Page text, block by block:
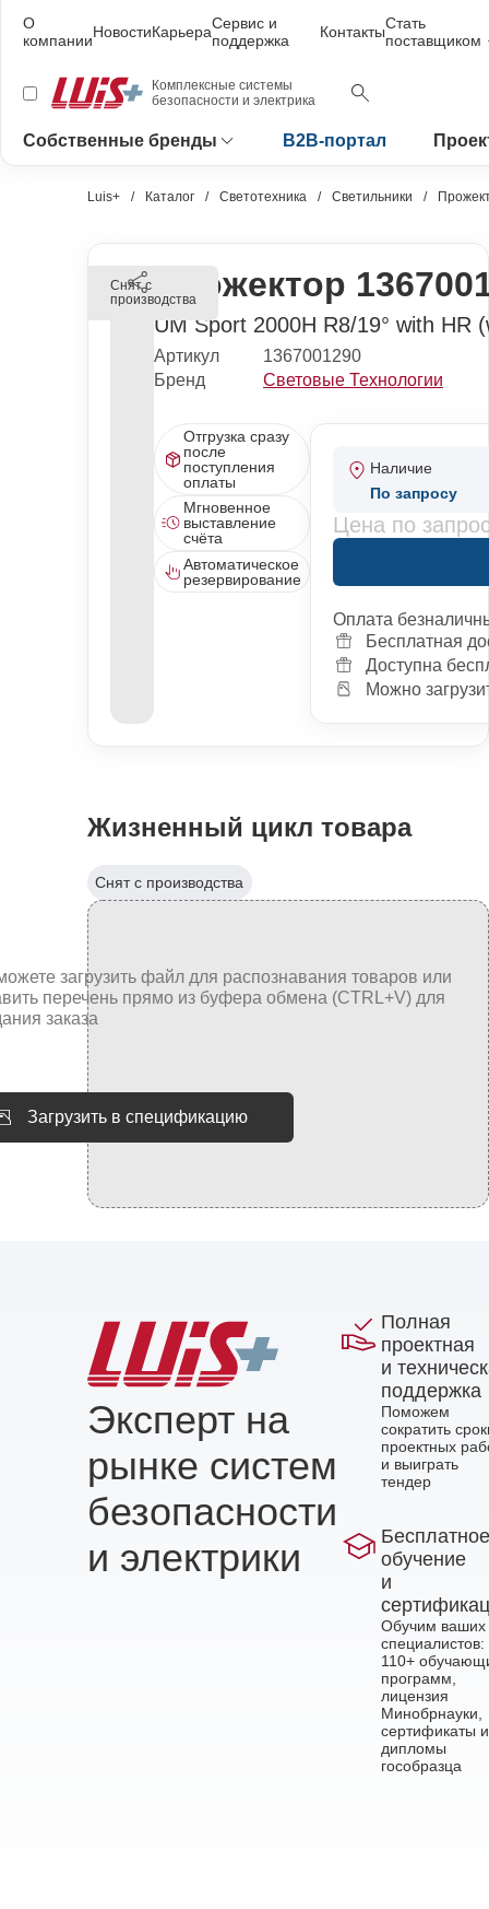
О
компанииНовостиКарьераСервис и
поддержка
КонтактыСтать
поставщиком
Комплексные системы
безопасности и электрика
Собственные бренды B2B-портал
Luis+ Каталог Светотехника Светильники
Снят с
производстваПрожектор
UM Sport 2000H R8/19° with HR
Артикул
1367001290
Бренд
Световые Технологии
Отгрузка сразу
после
поступления
оплаты
Мгновенное
выставление
счёта
Автоматическое
резервирование
Наличие
По запросу
Цена по
Оплата
Бесплатная
Доступна
Можно
Жизненный цикл товара
Снят с производства
Загрузить в спецификацию
Эксперт на
рынке систем
безопасности
и электрики
Полная
проектная
и
поддержка
Поможем
сократить
проектных
и выиграть
тендер
Бесплатное
обучение
и
Обучим ваших
специалистов:
110+
программ,
лицензия
Минобрнауки,
сертификаты и
дипломы
гособразца